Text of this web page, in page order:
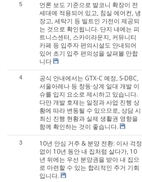
5
언론 보도 기준으로 발코니 확장이 전
세대에 적용되어 있고, 침실 에어컨, 냉
장고, 세탁기 등 빌트인 가전이 제공되
는 것으로 확인됩니다. 단지 내에는 피
트니스센터, 스카이라운지, 커뮤니티
카페 등 입주자 편의시설도 안내되어
있어 초기 입주 편의성을 살펴볼 만합
니다
4
공식 안내에서는 GTX-C 예정, S-DBC,
서울아레나 등 창동·상계 일대 개발 이
슈를 입지 요소로 제시하고 있습니다.
다만 개발 호재는 일정과 사업 진행 상
황에 따라 변동될 수 있으므로, 상담 시
최신 진행 현황과 실제 생활권 영향을
함께 확인하는 것이 좋습니다.
3
10년 안심 거주 & 분양 전환: 이사 걱정
없이 10년 동안 내 집처럼 살다가, 10
년 뒤에는 우선 분양권을 받아 내 집으
로 마련할 수 있는 합리적인 주거 기회
입니다.